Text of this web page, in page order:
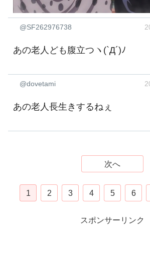
@SF262976738
あの老人ども腹立つヽ(`Д´)ﾉ
@dovetami
あの老人長生きするねぇ
次へ
1 2 3 4 5 6
スポンサーリンク